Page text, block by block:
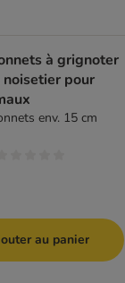
à grignoter
pour
env. 15 cm
au panier